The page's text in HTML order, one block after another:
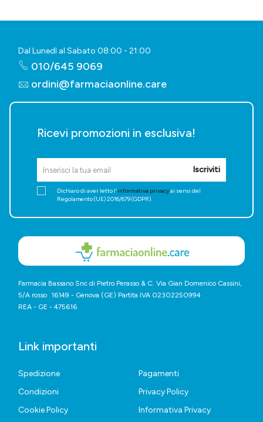
Dal Lunedì al Sabato 08:00 - 21:00
010/645 9069
ordini@farmaciaonline.care
Ricevi promozioni in esclusiva!
Iscriviti
Dichiaro di aver letto l'informativa privacyai sensi del
Regolamento (UE) 2016/679 (GDPR).
Farmacia Bassano Snc di Pietro Perasso & C. Via Gian Domenico Cassini,
5/A rosso 16149 - Genova (GE) Partita IVA 02302250994
REA - GE - 475616
Link importanti
Spedizione
Pagamenti
Condizioni
Privacy Policy
Cookie Policy
Informativa Privacy